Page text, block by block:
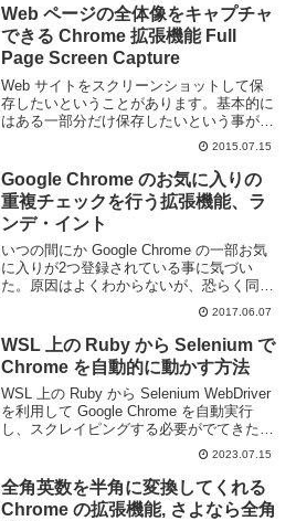
Web ページの全体像をキャプチャ
できる Chrome 拡張機能 Full
Page Screen Capture
Web サイトをスクリーンショットして保
存したいということがあります。基本的に
はある一部分だけ保存したいという事が多
いですが、偶に Web ページ全体を画像と
して保存したい事があります。Google
Chrome であれば Full Pag...
2015.07.15
Google Chrome のお気に入りの
重複チェックを行う拡張機能、ラ
ンデ・イント
いつの間にか Google Chrome の一部お気
に入りが2つ登録されている事に気づい
た。原因はよくわからないが、恐らく同期
が上手く取れていないのだろう。このまま
放っといてもいつ解消されるかわからず不
便なのでお気に入りの重複を削除する事
に...
2017.06.07
WSL 上の Ruby から Selenium で
Chrome を自動的に動かす方法
WSL 上の Ruby から Selenium WebDriver
を利用して Google Chrome を自動実行
し、スクレイピングする必要がでてきた。
同様の処理は以前も書いた事があったのだ
が、WSL や Ruby のバージョンも上が
り...
2023.07.15
全角英数を半角に変換してくれる
Chrome の拡張機能, さよなら全角